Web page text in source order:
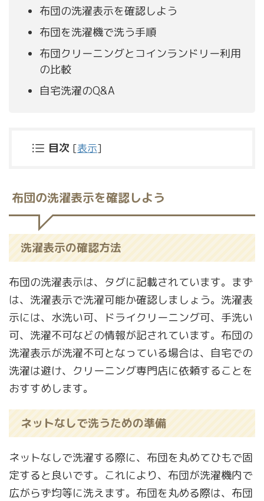
布団の洗濯表示を確認しよう
布団を洗濯機で洗う手順
布団クリーニングとコインランドリー利用
の比較
自宅洗濯のQ&A
目次 [表示]
布団の洗濯表示を確認しよう
洗濯表示の確認方法
布団の洗濯表示は、タグに記載されています。まず
は、洗濯表示で洗濯可能か確認しましょう。洗濯表
示には、水洗い可、ドライクリーニング可、手洗い
可、洗濯不可などの情報が記されています。布団の
洗濯表示が洗濯不可となっている場合は、自宅での
洗濯は避け、クリーニング専門店に依頼することを
おすすめします。
ネットなしで洗うための準備
ネットなしで洗濯する際に、布団を丸めてひもで固
定すると良いです。これにより、布団が洗濯機内で
広がらず均等に洗えます。布団を丸める際は、布団